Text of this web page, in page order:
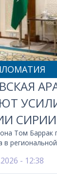
СИРИИ
Том Баррак
- 12:38